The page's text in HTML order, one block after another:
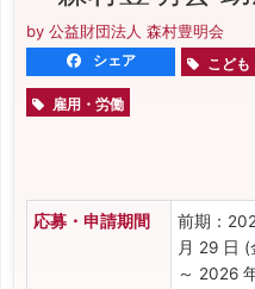
by 公益財団法人 森村豊明会
シェア こども
雇用・労働
応募・申請期間
前期：
月 29 日
～ 2026